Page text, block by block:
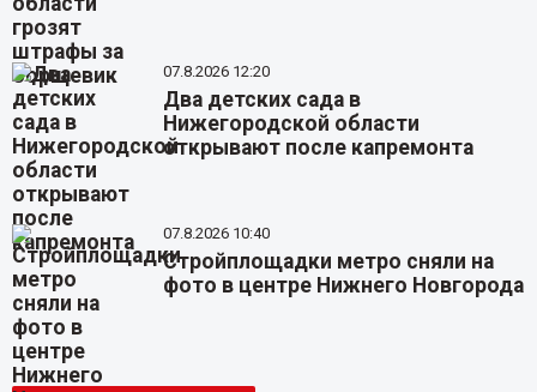
07.8.2026 12:20
Два детских сада в
Нижегородской области
открывают после капремонта
07.8.2026 10:40
Стройплощадки метро сняли на
фото в центре Нижнего Новгорода